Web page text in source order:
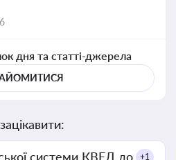
дня та статті-джерела
системи КВЕД до +1